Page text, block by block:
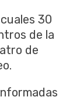
30
de la
de